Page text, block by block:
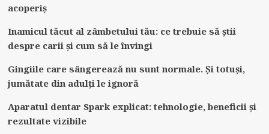
acoperiș
Inamicul tăcut al zâmbetului tău: ce trebuie să știi
despre carii și cum să le învingi
Gingiile care sângerează nu sunt normale. Și totuși,
jumătate din adulți le ignoră
Aparatul dentar Spark explicat: tehnologie, beneficii și
rezultate vizibile